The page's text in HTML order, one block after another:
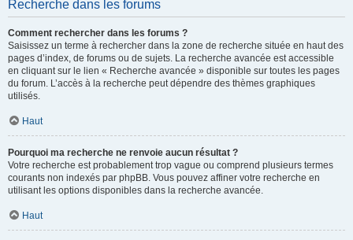
Recherche dans les forums
Comment rechercher dans les forums ?
Saisissez un terme à rechercher dans la zone de recherche située en haut des
pages d’index, de forums ou de sujets. La recherche avancée est accessible
en cliquant sur le lien « Recherche avancée » disponible sur toutes les pages
du forum. L’accès à la recherche peut dépendre des thèmes graphiques
utilisés.
Haut
Pourquoi ma recherche ne renvoie aucun résultat ?
Votre recherche est probablement trop vague ou comprend plusieurs termes
courants non indexés par phpBB. Vous pouvez affiner votre recherche en
utilisant les options disponibles dans la recherche avancée.
Haut